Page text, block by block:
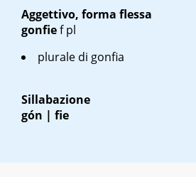
Aggettivo, forma flessa
gonfief pl
plurale di gonfia
Sillabazione
gón | fie